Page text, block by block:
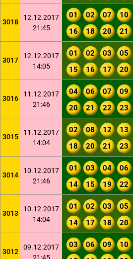
3018
12.12.2017
21:45
01 02 07 10
16
18 20 21
3017
12.12.2017
14:05
01 02 03 05
15
16 17 20
3016
11.12.2017
21:46
04 06 07 09
20
21 22 23
3015
11.12.2017
14:04
02 08 12 13
18
20 21 23
3014
10.12.2017
21:46
01 03 04 06
14
15 19 22
3013
10.12.2017
14:04
01 02 03 05
14
17 18 20
3012
09.12.2017
03 06 09 10